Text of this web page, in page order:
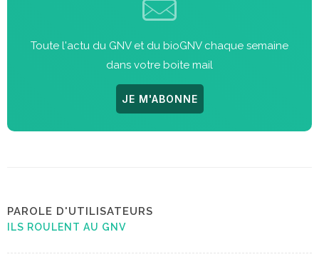
Toute l'actu du GNV et du bioGNV chaque semaine
dans votre boite mail
JE M'ABONNE
PAROLE D'UTILISATEURS
ILS ROULENT AU GNV